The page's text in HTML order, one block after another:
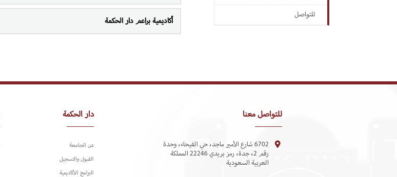
للتواصل
أكاديمية براعم دار الحكمة
للتواصل معنا
6702 شارع الأمير ماجد، حي الفيحاء، وحدة
رقم 2، جدة، رمز بريدي 22246 المملكة
العربية السعودية
دار الحكمة
عن الجامعة
القبول والتسجيل
البرامج الأكاديمية